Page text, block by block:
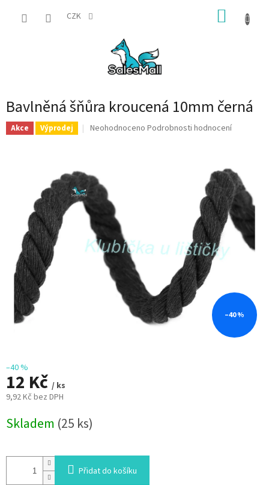
CZK
Bavlněná šňůra kroucená 10mm černá
Akce Výprodej
Průměrné
0,0
z
5
hvězdiček.
Neohodnoceno Podrobnosti hodnocení
–40 %
–40 %
12 Kč / ks
9,92 Kč bez DPH
cena:
Skladem (25 ks)
Přidat do košíku